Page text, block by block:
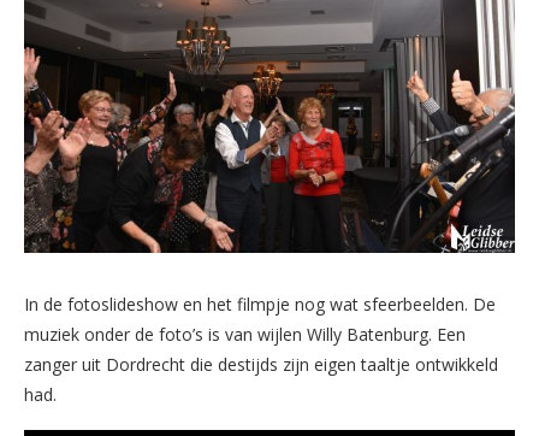
In de fotoslideshow en het filmpje nog wat sfeerbeelden. De
muziek onder de foto’s is van wijlen Willy Batenburg. Een
zanger uit Dordrecht die destijds zijn eigen taaltje ontwikkeld
had.